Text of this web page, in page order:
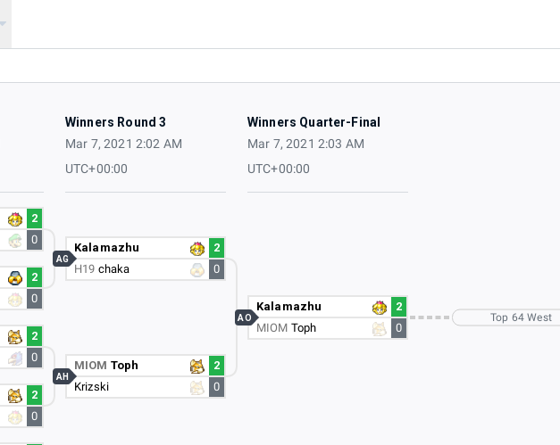
Winners Round 3
Mar 7, 2021 2:02 AM
UTC+00:00
Winners Quarter-Final
Mar 7, 2021 2:03 AM
UTC+00:00
2
0
2
0
2
0
2
0
Kalamazhu
2
H19 chaka 0
AG
MIOM Toph
2
Krizski
0
AH
Kalamazhu
2
MIOM Toph 0
AO Top 64 West